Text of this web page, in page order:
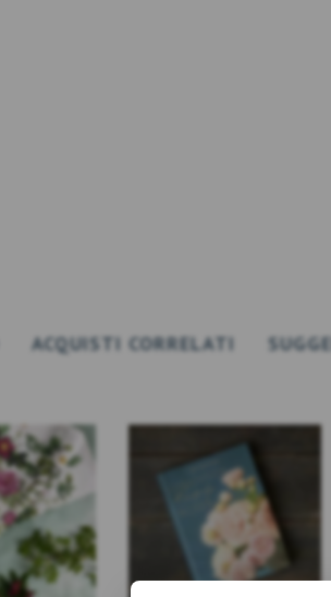
ACQUISTI CORRELATI